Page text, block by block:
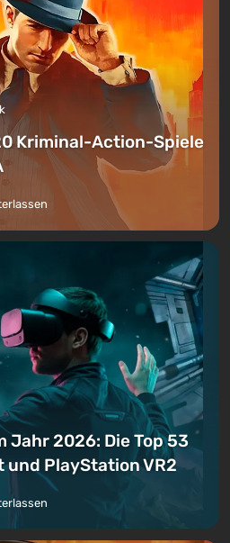
Kriminal-Action-Spiele
Jahr 2026: Die Top 53
und PlayStation VR2